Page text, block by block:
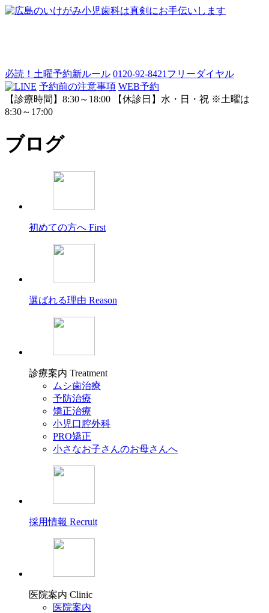
必読！土曜予約新ルール 0120-92-8421 フリーダイヤル
予約前の注意事項 WEB予約
【診療時間】8:30～18:00 【休診日】水・日・祝 ※土曜は
8:30～17:00
ブログ
初めての方へ First
選ばれる理由 Reason
診療案内 Treatment
ムシ歯治療
予防治療
矯正治療
小児口腔外科
PRO矯正
小さなお子さんのお母さんへ
採用情報 Recruit
医院案内 Clinic
医院案内